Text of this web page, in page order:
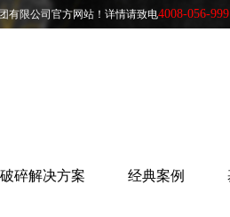
有限公司官方网站！详情请致电4008-056-999
破碎解决方案 经典案例